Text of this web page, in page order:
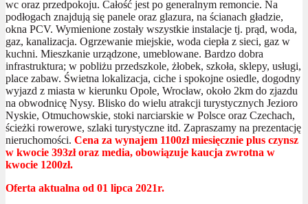
wc oraz przedpokoju. Całość jest po generalnym remoncie. Na
podłogach znajdują się panele oraz glazura, na ścianach gładzie,
okna PCV. Wymienione zostały wszystkie instalacje tj. prąd, woda,
gaz, kanalizacja. Ogrzewanie miejskie, woda ciepła z sieci, gaz w
kuchni. Mieszkanie urządzone, umeblowane. Bardzo dobra
infrastruktura; w pobliżu przedszkole, żłobek, szkoła, sklepy, usługi,
place zabaw. Świetna lokalizacja, ciche i spokojne osiedle, dogodny
wyjazd z miasta w kierunku Opole, Wrocław, około 2km do zjazdu
na obwodnicę Nysy. Blisko do wielu atrakcji turystycznych Jezioro
Nyskie, Otmuchowskie, stoki narciarskie w Polsce oraz Czechach,
ścieżki rowerowe, szlaki turystyczne itd. Zapraszamy na prezentację
nieruchomości. Cena za wynajem 1100zł miesięcznie plus czynsz
w kwocie 393zł oraz media, obowiązuje kaucja zwrotna w
kwocie 1200zł.
Oferta aktualna od 01 lipca 2021r.